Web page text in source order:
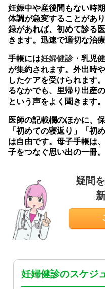
妊娠中や産後間もない時
体調が急変することがあ
録があれば、初めて診る
きます。迅速で適切な治
手帳には妊婦健診・乳児
が集約されます。外出時
したケアを受けられます
るなかでも、里帰り出産
という声をよく聞きます。
医師の記載欄のほかに、
「初めての寝返り」「初
は自由です。母子手帳は
子をつなぐ思い出の一冊。
疑問